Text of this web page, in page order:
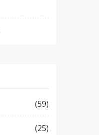
(59)
(25)